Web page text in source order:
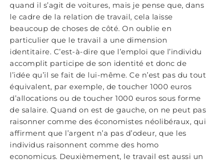
quand il s’agit de voitures, mais je pense que, dans
le cadre de la relation de travail, cela laisse
beaucoup de choses de côté. On oublie en
particulier que le travail a une dimension
identitaire. C’est-à-dire que l’emploi que l’individu
accomplit participe de son identité et donc de
l’idée qu’il se fait de lui-même. Ce n’est pas du tout
équivalent, par exemple, de toucher 1000 euros
d’allocations ou de toucher 1000 euros sous forme
de salaire. Quand on est de gauche, on ne peut pas
raisonner comme des économistes néolibéraux, qui
affirment que l’argent n’a pas d’odeur, que les
individus raisonnent comme des homo
economicus. Deuxièmement, le travail est aussi un